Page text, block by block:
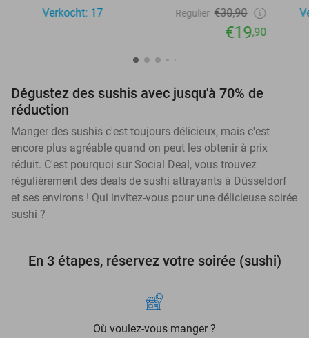
Verkocht: 17
Regulier €30,90
€19,90
Dégustez des sushis avec jusqu'à 70% de
réduction
Manger des sushis c'est toujours délicieux, mais c'est
encore plus agréable quand on peut les obtenir à prix
réduit. C'est pourquoi sur Social Deal, vous trouvez
régulièrement des deals de sushi attrayants à Düsseldorf
et ses environs ! Qui invitez-vous pour une délicieuse soirée
sushi ?
En 3 étapes, réservez votre soirée (sushi)
Où voulez-vous manger ?